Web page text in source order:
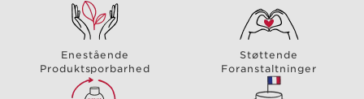
Enestående
Produktsporbarhed
Støttende
Foranstaltninger